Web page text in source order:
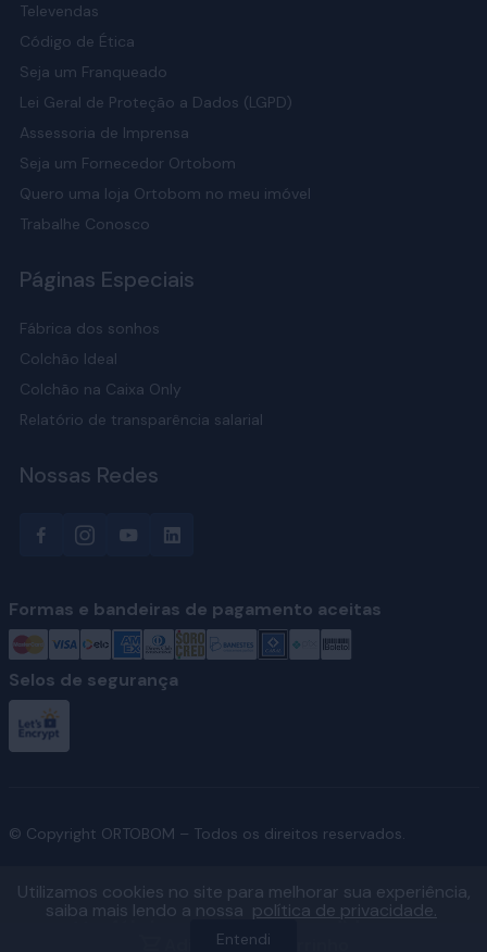
Adicionar ao carrinho
Televendas
Código de Ética
Seja um Franqueado
Lei Geral de Proteção a Dados (LGPD)
Assessoria de Imprensa
Seja um Fornecedor Ortobom
Quero uma loja Ortobom no meu imóvel
Trabalhe Conosco
Páginas Especiais
Fábrica dos sonhos
Colchão Ideal
Colchão na Caixa Only
Relatório de transparência salarial
Nossas Redes
Formas e bandeiras de pagamento aceitas
Selos de segurança
© Copyright ORTOBOM – Todos os direitos reservados.
Ver fábricas e regiões atendidas
Utilizamos cookies no site para melhorar sua experiência,
saiba mais lendo a nossa política de privacidade.
Entendi